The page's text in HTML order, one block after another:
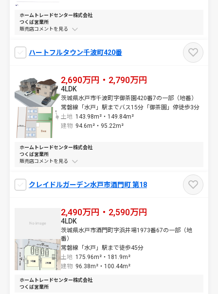
ホームトレードセンター株式会社
つくば営業所
販売店コメントを
ハートフルタウン千波町420番
2,690万円・2,790万円
茨城県水戸市千波町字御茶園420番7の一部（地番）
常磐線「水戸」駅までバス15分「御茶園」停徒歩3分
土地 143.98m²・ 149.84m²
4LDK
建物 94.6m²・ 95.22m²
ホームトレードセンター株式会社
つくば営業所
販売店コメントを
クレイドルガーデン水戸市酒門町 第18
2,490万円・2,590万円
茨城県水戸市酒門町字浜井場1973番67の一部（地
番）
常磐線「水戸」駅まで徒歩45分
土地 175.96m²・ 181.9m²
4LDK
建物 96.38m²・ 100.44m²
ホームトレードセンター株式会社
つくば営業所